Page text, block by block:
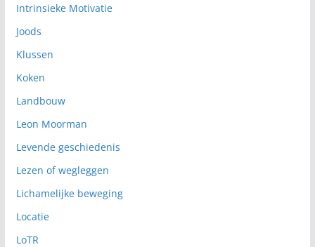
Intrinsieke Motivatie
Joods
Klussen
Koken
Landbouw
Leon Moorman
Levende geschiedenis
Lezen of wegleggen
Lichamelijke beweging
Locatie
LoTR